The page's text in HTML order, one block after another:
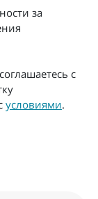
за
с
условиями.